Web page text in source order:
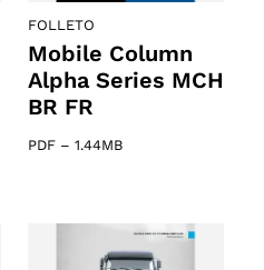
FOLLETO
Mobile Column
Alpha Series MCH
BR FR
PDF – 1.44MB